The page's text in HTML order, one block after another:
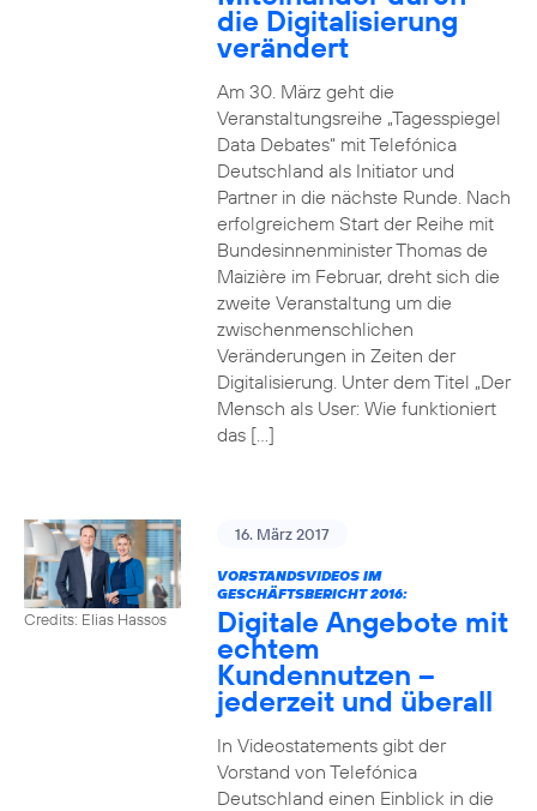
die Digitalisierung
verändert
Am 30. März geht die
Veranstaltungsreihe „Tagesspiegel
Data Debates“ mit Telefónica
Deutschland als Initiator und
Partner in die nächste Runde. Nach
erfolgreichem Start der Reihe mit
Bundesinnenminister Thomas de
Maizière im Februar, dreht sich die
zweite Veranstaltung um die
zwischenmenschlichen
Veränderungen in Zeiten der
Digitalisierung. Unter dem Titel „Der
Mensch als User: Wie funktioniert
das […]
Credits: Elias Hassos
16. März 2017
VORSTANDSVIDEOS IM
GESCHÄFTSBERICHT 2016:
Digitale Angebote mit
echtem
Kundennutzen –
jederzeit und überall
In Videostatements gibt der
Vorstand von Telefónica
Deutschland einen Einblick in die